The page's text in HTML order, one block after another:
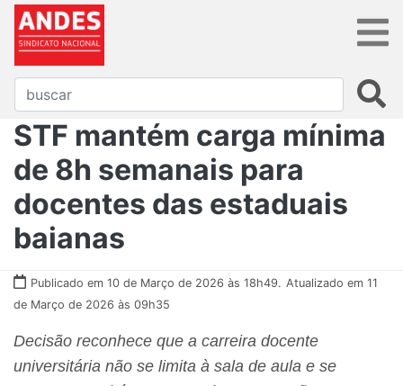
STF mantém carga mínima
de 8h semanais para
docentes das estaduais
baianas
Publicado em 10 de Março de 2026 às 18h49. Atualizado em 11
de Março de 2026 às 09h35
Decisão reconhece que a carreira docente
universitária não se limita à sala de aula e se